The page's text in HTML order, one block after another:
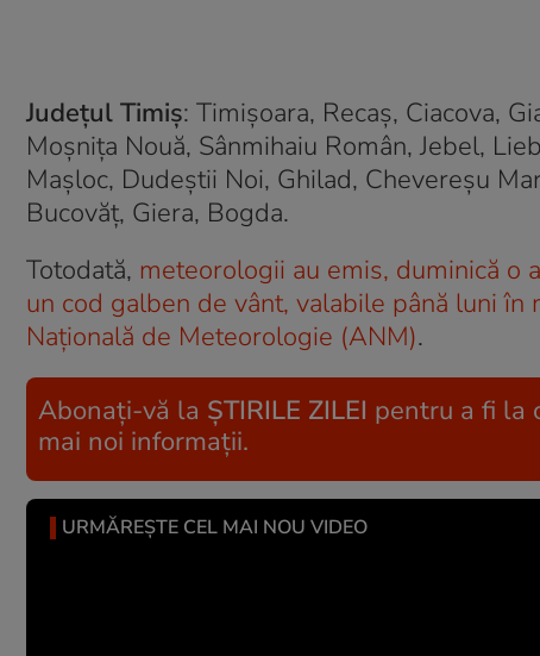
Județul Timiş: Timișoara, Recaș, Ciacova,
Moșnița Nouă, Sânmihaiu Român, Jebel,
Mașloc, Dudeștii Noi, Ghilad, Chevereșu
Bucovăț, Giera, Bogda.
Totodată, meteorologii au emis, duminică o
un cod galben de vânt, valabile până luni
Națională de Meteorologie (ANM).
Abonați-vă la ȘTIRILE ZILEI pentru a fi la
mai noi informații.
URMĂREȘTE CEL MAI NOU VIDEO